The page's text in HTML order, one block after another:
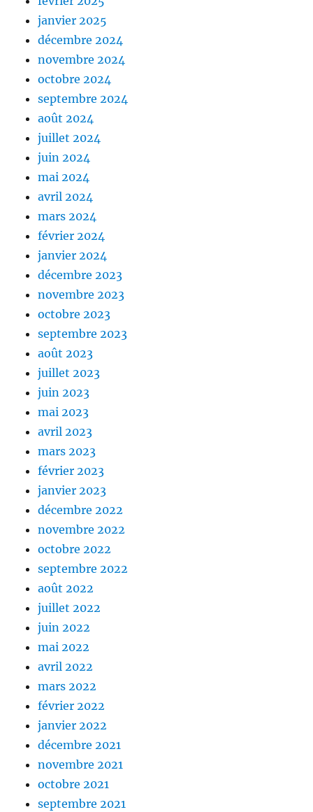
janvier 2025
décembre 2024
novembre 2024
octobre 2024
septembre 2024
août 2024
juillet 2024
juin 2024
mai 2024
avril 2024
mars 2024
février 2024
janvier 2024
décembre 2023
novembre 2023
octobre 2023
septembre 2023
août 2023
juillet 2023
juin 2023
mai 2023
avril 2023
mars 2023
février 2023
janvier 2023
décembre 2022
novembre 2022
octobre 2022
septembre 2022
août 2022
juillet 2022
juin 2022
mai 2022
avril 2022
mars 2022
février 2022
janvier 2022
décembre 2021
novembre 2021
octobre 2021
septembre 2021